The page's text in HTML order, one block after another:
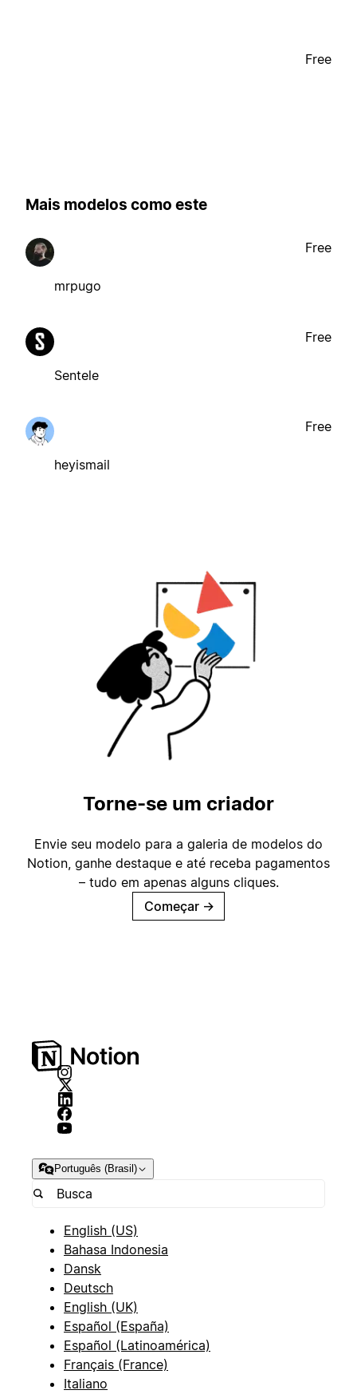
Free
Mais modelos como este
mrpugo
Free
Sentele
Free
heyismail
Free
Torne-se um criador
Envie seu modelo para a galeria de modelos do
Notion, ganhe destaque e até receba pagamentos
– tudo em apenas alguns cliques.
Começar →
Português (Brasil)
English (US)
Bahasa Indonesia
Dansk
Deutsch
English (UK)
Español (España)
Español (Latinoamérica)
Français (France)
Italiano